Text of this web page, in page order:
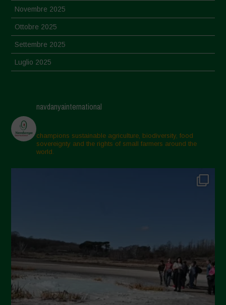
Novembre 2025
Ottobre 2025
Settembre 2025
Luglio 2025
Aprile 2025
Marzo 2025
Febbraio 2025
Gennaio 2025
Settembre 2024
Luglio 2024
Maggio 2024
Aprile 2024
navdanyainternational
champions sustainable agriculture, biodiversity, food
sovereignty and the rights of small farmers around the
world.